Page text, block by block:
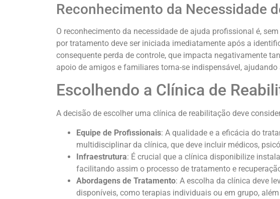
Reconhecimento da Necessidade
O reconhecimento da necessidade de ajuda profissional é,
por tratamento deve ser iniciada imediatamente após a
consequente perda de controle, que impacta negativamente
apoio de amigos e familiares torna-se indispensável,
Escolhendo a Clínica de
A decisão de escolher uma clínica de reabilitação deve
Equipe de Profissionais: A qualidade e a eficácia do
multidisciplinar da clínica, que deve incluir médicos,
Infraestrutura: É crucial que a clínica disponibilize
facilitando assim o processo de tratamento e
Abordagens de Tratamento: A escolha da clínica deve
disponíveis, como terapias individuais ou em grupo,